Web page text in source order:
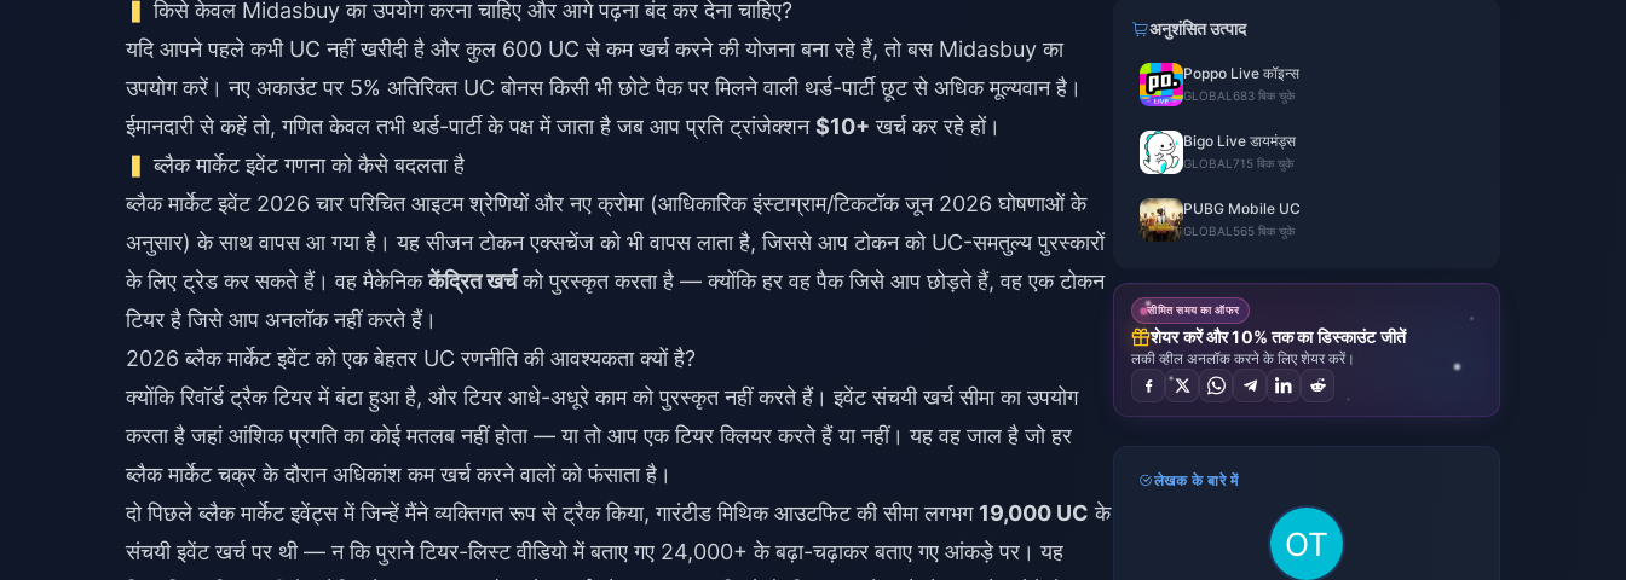
किसे केवल Midasbuy का उपयोग करना चाहिए और आगे पढ़ना बंद कर देना चाहिए?
यदि आपने पहले कभी UC नहीं खरीदी है और कुल 600 UC से कम खर्च करने की योजना बना रहे हैं, तो बस Midasbuy का
उपयोग करें। नए अकाउंट पर 5% अतिरिक्त UC बोनस किसी भी छोटे पैक पर मिलने वाली थर्ड-पार्टी छूट से अधिक मूल्यवान है।
ईमानदारी से कहें तो, गणित केवल तभी थर्ड-पार्टी के पक्ष में जाता है जब आप प्रति ट्रांजेक्शन$10+ खर्च कर रहे हों।
ब्लैक मार्केट इवेंट गणना को कैसे बदलता है
ब्लैक मार्केट इवेंट 2026 चार परिचित आइटम श्रेणियों और नए क्रोमा (आधिकारिक इंस्टाग्राम/टिकटॉक जून 2026 घोषणाओं के
अनुसार) के साथ वापस आ गया है। यह सीजन टोकन एक्सचेंज को भी वापस लाता है, जिससे आप टोकन को UC-समतुल्य पुरस्कारों
के लिए ट्रेड कर सकते हैं। वह मैकेनिककेंद्रित खर्चको पुरस्कृत करता है — क्योंकि हर वह पैक जिसे आप छोड़ते हैं, वह एक टोकन
टियर है जिसे आप अनलॉक नहीं करते हैं।
2026 ब्लैक मार्केट इवेंट को एक बेहतर UC रणनीति की आवश्यकता क्यों है?
क्योंकि रिवॉर्ड ट्रैक टियर में बंटा हुआ है, और टियर आधे-अधूरे काम को पुरस्कृत नहीं करते हैं। इवेंट संचयी खर्च सीमा का उपयोग
करता है जहां आंशिक प्रगति का कोई मतलब नहीं होता — या तो आप एक टियर क्लियर करते हैं या नहीं। यह वह जाल है जो हर
ब्लैक मार्केट चक्र के दौरान अधिकांश कम खर्च करने वालों को फंसाता है।
दो पिछले ब्लैक मार्केट इवेंट्स में जिन्हें मैंने व्यक्तिगत रूप से ट्रैक किया, गारंटीड मिथिक आउटफिट की सीमा लगभग 19,000 UC के
संचयी इवेंट खर्च पर थी — न कि पुराने टियर-लिस्ट वीडियो में बताए गए 24,000+ के बढ़ा-चढ़ाकर बताए गए आंकड़े पर। यह
अनुशंसित उत्पाद
Poppo Live कॉइन्स
GLOBAL 683 बिक चुके
Bigo Live डायमंड्स
GLOBAL 715 बिक चुके
PUBG Mobile UC
GLOBAL 565 बिक चुके
सीमित समय का ऑफर
शेयर करें और 10% तक का डिस्काउंट जीतें
लकी व्हील अनलॉक करने के लिए शेयर करें।
लेखक के बारे में